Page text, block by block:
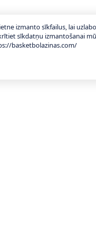
izmanto sīkfailus, lai
sīkdatņu izmantošanai
basketbolazinas.com/